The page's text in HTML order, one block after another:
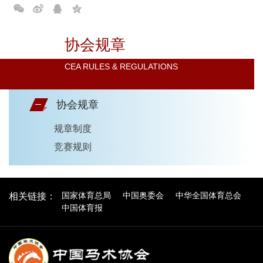
协会规章
CEA RULES & REGULATIONS
协会规章
规章制度
竞赛规则
相关链接： 国家体育总局 中国奥委会
中华全国体育总会
中国体育报